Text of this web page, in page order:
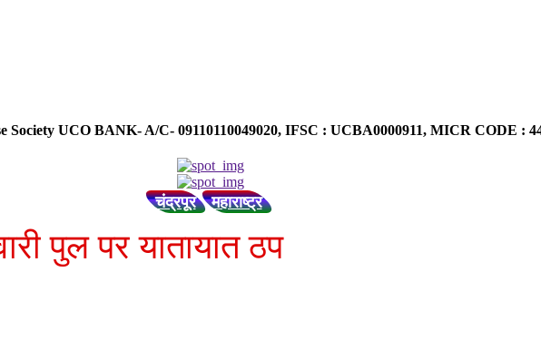
UCO BANK- A/C- 09110110049020, IFSC : UCBA0000911, MICR CODE :
चंद्रपूर महाराष्ट्र
पुल पर यातायात ठप